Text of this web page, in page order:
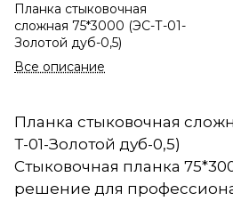
Планка стыковочная
сложная 75*3000 (ЭС-Т-01-
Золотой дуб-0,5)
Все описание
Планка стыковочная
Т-01-Золотой дуб-0,5)
Стыковочная планка
решение для